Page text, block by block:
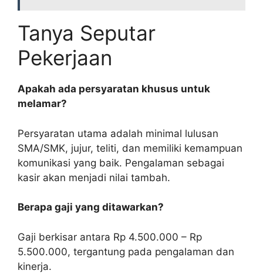
Tanya Seputar
Pekerjaan
Apakah ada persyaratan khusus untuk
melamar?
Persyaratan utama adalah minimal lulusan
SMA/SMK, jujur, teliti, dan memiliki kemampuan
komunikasi yang baik. Pengalaman sebagai
kasir akan menjadi nilai tambah.
Berapa gaji yang ditawarkan?
Gaji berkisar antara Rp 4.500.000 – Rp
5.500.000, tergantung pada pengalaman dan
kinerja.